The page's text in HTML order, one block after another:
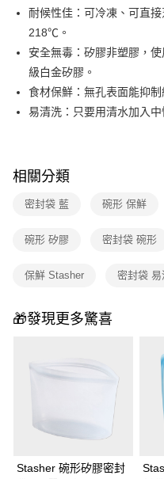
相關說明
【大哥付你分期使用說明】
1.本服務由台灣大哥大提供，台
2.付款方式選擇「大哥付你分期
流程，驗證手機門號後，選擇欲
3.實際核准額度、可分期數及費用
4.訂單成立30分鐘內，如未前往確
1.分期款項不併入電信帳單，「大
醒簡訊。
2.透過簡訊連結打開帳單後，可
帳／街口支付／iPASS MONEY」
【注意事項】
用戶於交易時，得透過本服務購
買賣價金債權讓與本公司後，依
資料（包含姓名、電話或地址）
由本公司與您本人進行分期帳單所
ATM付款
運送方式
免運費
耐候性佳：可冷凍、可直
218℃。
安全無毒：矽膠非塑膠，
級白金矽膠。
食材保鮮：無孔表面能抑
易清洗：只要用清水加入
相關分類
密封袋 藍 碗形 保鮮
碗形 矽膠 密封袋 碗形
保鮮 Stasher 密封袋 易
🎁發現更多驚喜
Stasher 碗形矽膠密封